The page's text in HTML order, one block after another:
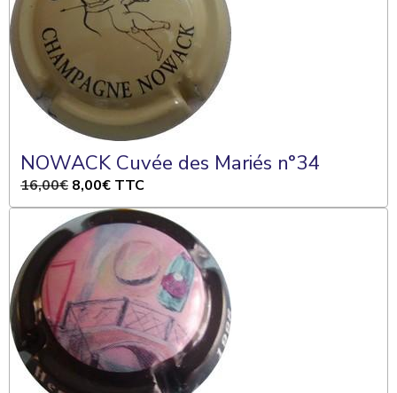
NOWACK Cuvée des Mariés n°34
16,00€ 8,00€ TTC